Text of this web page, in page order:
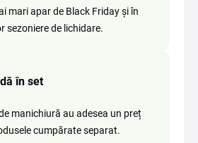
mari apar de Black Friday și în
sezoniere de lichidare.
în set
manichiură au adesea un preț
cumpărate separat.